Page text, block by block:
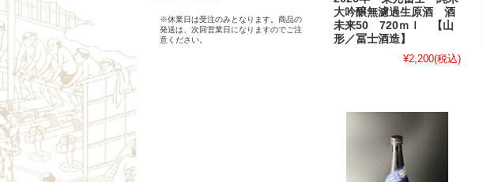
大吟醸無濾過生原酒 酒
未来50 720ｍｌ 【山
形／冨士酒造】
¥2,200(税込)
※休業日は受注のみとなります。商品の
発送は、次回営業日になりますのでご注
意ください。